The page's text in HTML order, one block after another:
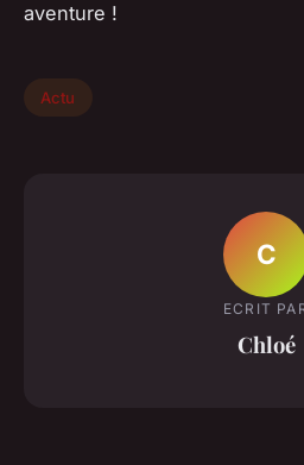
aventure !
Actu
C
ECRIT
Chloé